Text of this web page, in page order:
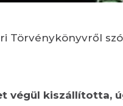
Törvénykönyvről
végül kiszállította,